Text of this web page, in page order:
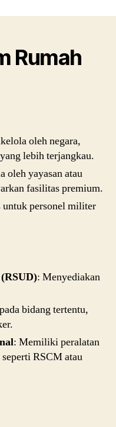
Rumah
oleh negara,
lebih terjangkau.
oleh yayasan atau
fasilitas premium.
untuk personel militer
: Menyediakan
bidang tertentu,
: Memiliki peralatan
RSCM atau